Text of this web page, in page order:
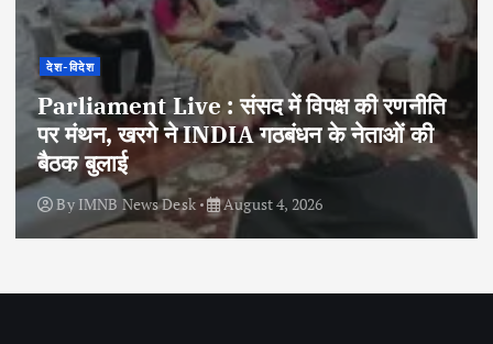
देश-विदेश
Parliament Live : संसद में विपक्ष की रणनीति
पर मंथन, खरगे ने INDIA गठबंधन के नेताओं की
बैठक बुलाई
ByIMNB News Desk August 4, 2026